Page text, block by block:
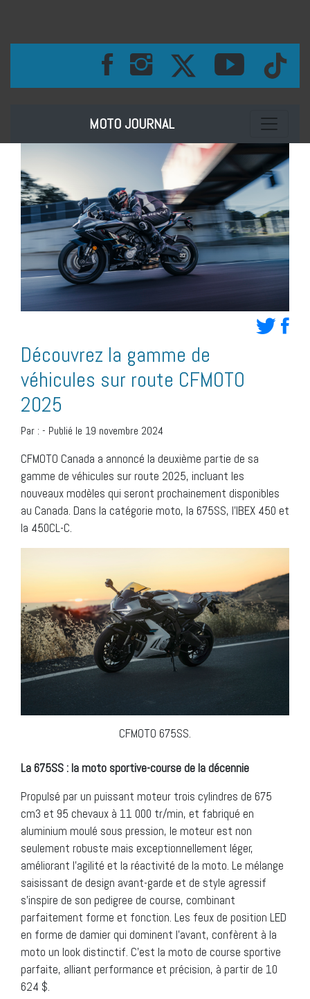
MOTO JOURNAL Toggle
Découvrez la gamme de
véhicules sur route CFMOTO
2025
Par : - Publié le 19 novembre 2024
CFMOTO Canada a annoncé la deuxième partie de sa
gamme de véhicules sur route 2025, incluant les
nouveaux modèles qui seront prochainement disponibles
au Canada. Dans la catégorie moto, la 675SS, l’IBEX 450 et
la 450CL-C.
CFMOTO 675SS.
La 675SS : la moto sportive-course de la décennie
Propulsé par un puissant moteur trois cylindres de 675
cm3 et 95 chevaux à 11 000 tr/min, et fabriqué en
aluminium moulé sous pression, le moteur est non
seulement robuste mais exceptionnellement léger,
améliorant l’agilité et la réactivité de la moto. Le mélange
saisissant de design avant-garde et de style agressif
s’inspire de son pedigree de course, combinant
parfaitement forme et fonction. Les feux de position LED
en forme de damier qui dominent l’avant, confèrent à la
moto un look distinctif. C’est la moto de course sportive
parfaite, alliant performance et précision, à partir de 10
624 $.